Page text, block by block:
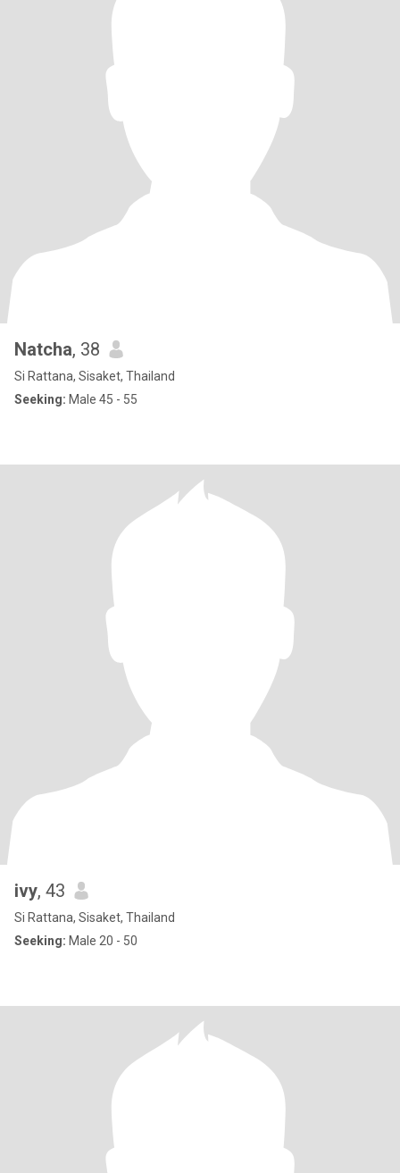
Natcha, 38
Si Rattana, Sisaket, Thailand
Seeking: Male 45 - 55
ivy, 43
Si Rattana, Sisaket, Thailand
Seeking: Male 20 - 50